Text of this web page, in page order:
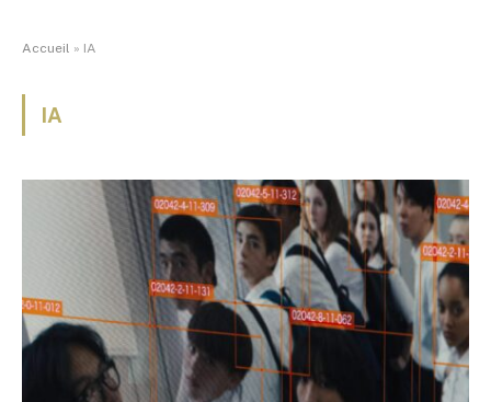
Accueil » IA
IA